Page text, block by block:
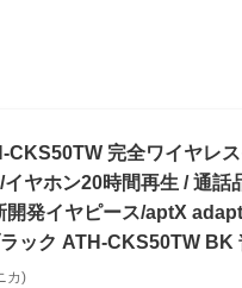
CKS50TW 完全ワイヤレ
ヤホン20時間再生 / 通話
開発イヤピース/aptX
ック ATH-CKS50TW BK
カ)